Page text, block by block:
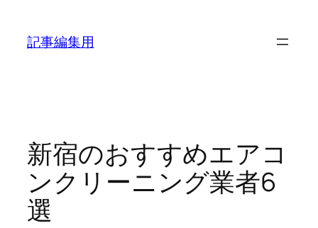
記事編集用
新宿のおすすめエアコ
ンクリーニング業者6
選